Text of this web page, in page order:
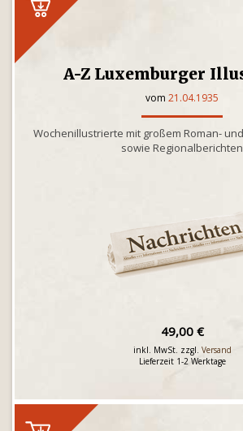
A-Z Luxemburger
vom 21.04.1935
Wochenillustrierte mit großem Roman-
sowie Regionalberichten
49,00 €
inkl. MwSt. zzgl. Versand
Lieferzeit 1-2 Werktage